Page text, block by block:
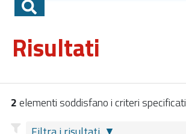
Risultati
2elementi soddisfano i criteri specificati